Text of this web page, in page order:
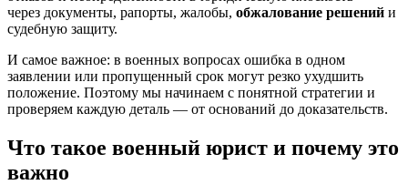
через документы, рапорты, жалобы, обжалование решений и
судебную защиту.
И самое важное: в военных вопросах ошибка в одном
заявлении или пропущенный срок могут резко ухудшить
положение. Поэтому мы начинаем с понятной стратегии и
проверяем каждую деталь — от оснований до доказательств.
Что такое военный юрист и почему это
важно